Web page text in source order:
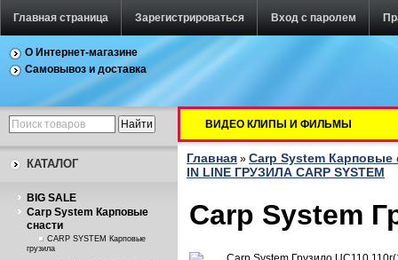
Главная страница Зарегистрироваться Вход с паролем
О Интернет-магазине
Самовывоз и доставка
КАТАЛОГ
BIG SALE
Carp System Карповые
снасти
CARP SYSTEM Карповые
грузила
ВИДЕО КЛИПЫ И ФИЛЬМЫ
Главная » Carp System Карповые
IN LINE ГРУЗИЛА CARP SYSTEM
Carp System